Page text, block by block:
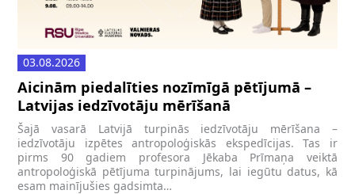
03.08.2026
Aicinām piedalīties nozīmīgā pētījumā –
Latvijas iedzīvotāju mērīšanā
Šajā vasarā Latvijā turpinās iedzīvotāju mērīšana –
iedzīvotāju izpētes antropoloģiskās ekspedīcijas. Tas ir
pirms 90 gadiem profesora Jēkaba Prīmaņa veiktā
antropoloģiskā pētījuma turpinājums, lai iegūtu datus, kā
esam mainījušies gadsimta…